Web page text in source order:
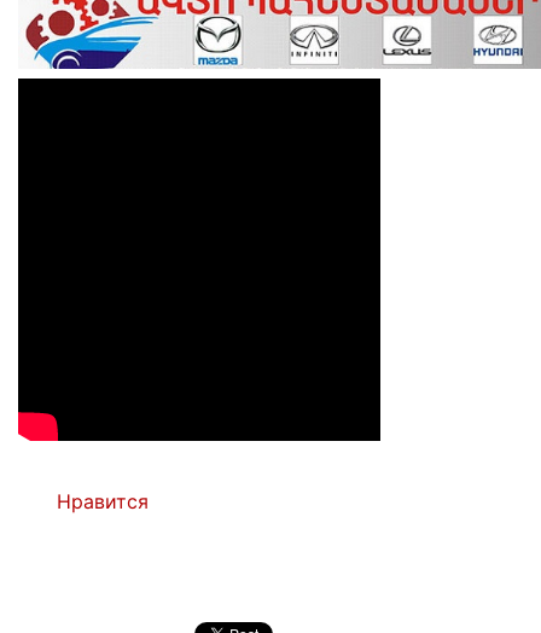
Нравится